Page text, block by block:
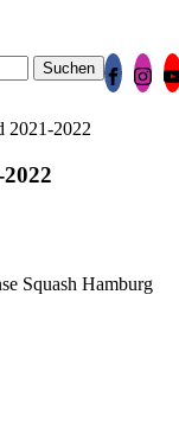
2021-2022
Squash Hamburg